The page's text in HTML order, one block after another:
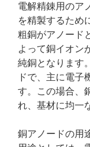
電解精錬用のア
を精製するため
粗銅がアノード
よって銅イオン
純銅となります
ドで、主に電子
す。この場合、
れ、基材に均一
銅アノードの用